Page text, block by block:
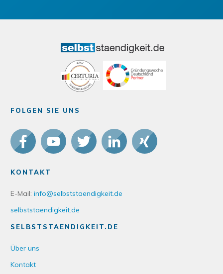
FOLGEN SIE UNS
KONTAKT
E-Mail: info@selbststaendigkeit.de
selbststaendigkeit.de
SELBSTSTAENDIGKEIT.DE
Über uns
Kontakt